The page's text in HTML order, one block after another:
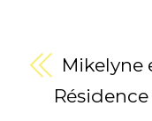
Mikelyne